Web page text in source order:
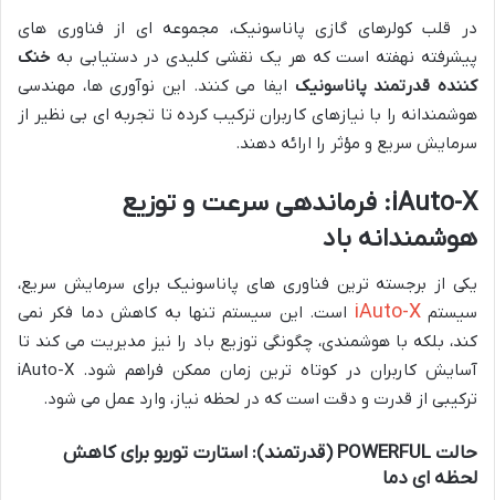
در قلب کولرهای گازی پاناسونیک، مجموعه ای از فناوری های
پیشرفته نهفته است که هر یک نقشی کلیدی در دستیابی به خنک
کننده قدرتمند پاناسونیک ایفا می کنند. این نوآوری ها، مهندسی
هوشمندانه را با نیازهای کاربران ترکیب کرده تا تجربه ای بی نظیر از
سرمایش سریع و مؤثر را ارائه دهند.
iAuto-X: فرماندهی سرعت و توزیع
هوشمندانه باد
یکی از برجسته ترین فناوری های پاناسونیک برای سرمایش سریع،
سیستمiAuto-X است. این سیستم تنها به کاهش دما فکر نمی
کند، بلکه با هوشمندی، چگونگی توزیع باد را نیز مدیریت می کند تا
آسایش کاربران در کوتاه ترین زمان ممکن فراهم شود. iAuto-X
ترکیبی از قدرت و دقت است که در لحظه نیاز، وارد عمل می شود.
حالت POWERFUL (قدرتمند): استارت توربو برای کاهش
لحظه ای دما